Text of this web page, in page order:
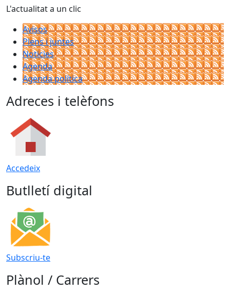
L'actualitat a un clic
Avisos
Plens i juntes
Noticies
Agenda
Agenda política
Adreces i telèfons
Accedeix
Butlletí digital
Subscriu-te
Plànol / Carrers